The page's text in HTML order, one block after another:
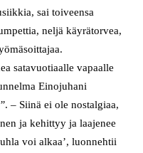
sai toiveensa
neljä käyrätorvea,
satavuotiaalle vapaalle
Einojuhani
. – Siinä ei ole nostalgiaa,
ja kehittyy ja laajenee
voi alkaa’, luonnehtii